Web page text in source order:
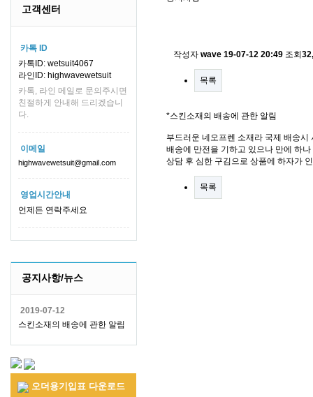
고객센터
카톡 ID
카톡ID: wetsuit4067
라인ID: highwavewetsuit
카톡, 라인 메일로 문의주시면
친절하게 안내해 드리겠습니
다.
이메일
highwavewetsuit@gmail.com
영업시간안내
언제든 연락주세요
공지사항/뉴스
2019-07-12
스킨소재의 배송에 관한 알림
오더용기입표 다운로드
작성자 wave 19-07-12 20:49 조회
목록
*스킨소재의 배송에 관한 알림
부드러운 네오프렌 소재라 국제 배송
배송에 만전을 기하고 있으나 만에 하
상담 후 심한 구김으로 상품에 하자가
목록